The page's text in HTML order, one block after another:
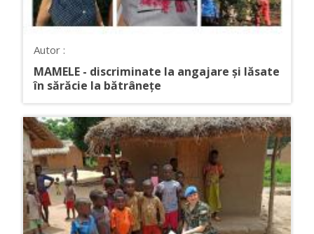
Autor :
MAMELE - discriminate la angajare și lăsate
în sărăcie la bătrânețe